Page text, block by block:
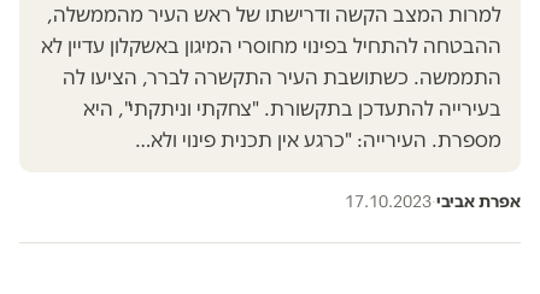
למרות המצב הקשה ודרישתו של ראש העיר מהממשלה,
ההבטחה להתחיל בפינוי מחוסרי המיגון באשקלון עדיין לא
התממשה. כשתושבת העיר התקשרה לברר, הציעו לה
בעירייה להתעדכן בתקשורת. "צחקתי וניתקתי", היא
מספרת. העירייה: "כרגע אין תכנית פינוי ולא…
אפרת אביבי·
17.10.2023